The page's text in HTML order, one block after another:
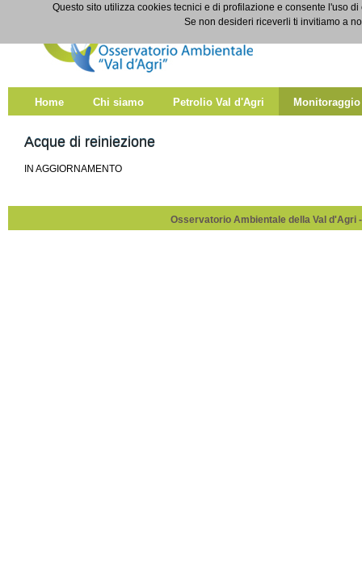
Salta al contenuto
Acque di reiniezione
Home Chi siamo Petrolio Val d'Agri Monitoraggio
Acque di reiniezione
IN AGGIORNAMENTO
Osservatorio Ambientale della Val d'Agri
Questo sito utilizza cookies tecnici e di profilazione e consente l'uso
Se non desideri riceverli ti invitiamo a